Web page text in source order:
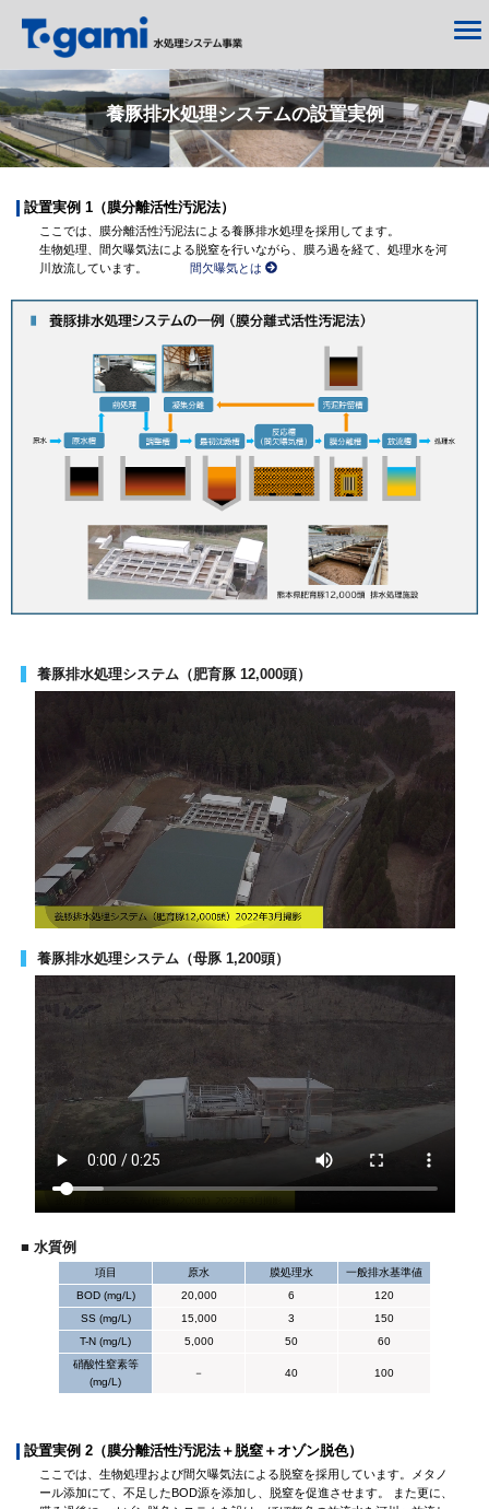
養豚排水処理システムの設置実例
設置実例 1（膜分離活性汚泥法）
ここでは、膜分離活性汚泥法による養豚排水処理を採用してます。
生物処理、間欠曝気法による脱窒を行いながら、膜ろ過を経て、処理水を河
川放流しています。
間欠曝気とは
養豚排水処理システム（肥育豚 12,000頭）
養豚排水処理システム（母豚 1,200頭）
■ 水質例
項目 原水 膜処理水
一般排水基準値
BOD (mg/L)
20,000 6
120
SS (mg/L)
15,000 3
150
T-N (mg/L)
5,000 50
60
硝酸性窒素等
(mg/L)
－ 40 100
設置実例 2（膜分離活性汚泥法＋脱窒＋オゾン脱色）
ここでは、生物処理および間欠曝気法による脱窒を採用しています。メタノ
ール添加にて、不足したBOD源を添加し、脱窒を促進させます。 また更に、